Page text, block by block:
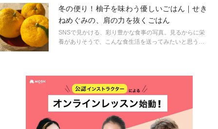
人も少なくないはずです。時間もない、料理が得意じゃ
ない、不器用なあなたに伝えたい「頑張らないごは
ん」。意識すべきポイントは、とってもシンプルです。
今日からできる「簡単な食養生」、教えてくれるのはマ
クロビオティックマイスターの関根愛さんです。
冬の便り！柚子を味わう優しいごはん｜せき
ねめぐみの、肩の力を抜くごはん
SNSで見かける、彩り豊かな食事の写真。見るからに栄
養がありそうで、こんな食生活を送ってみたいと思う人
今日からできる「簡単な食養生」、教えてくれるのはマ
クロビオティックマイスターの関根愛さんです。